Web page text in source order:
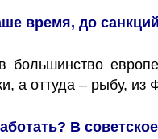
время, до
а оттуда – рыбу, из
В